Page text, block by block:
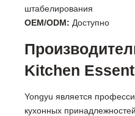
штабелирования
OEM/ODM: Доступно
Kitchen
Yongyu является
кухонных